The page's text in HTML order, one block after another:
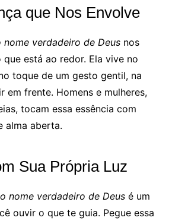
que Nos Envolve
nome verdadeiro de Deusnos
está ao redor. Ela vive no
toque de um gesto gentil, na
em frente. Homens e mulheres,
tocam essa essência com
alma aberta.
Sua Própria Luz
nome verdadeiro de Deusé um
ouvir o que te guia. Pegue essa